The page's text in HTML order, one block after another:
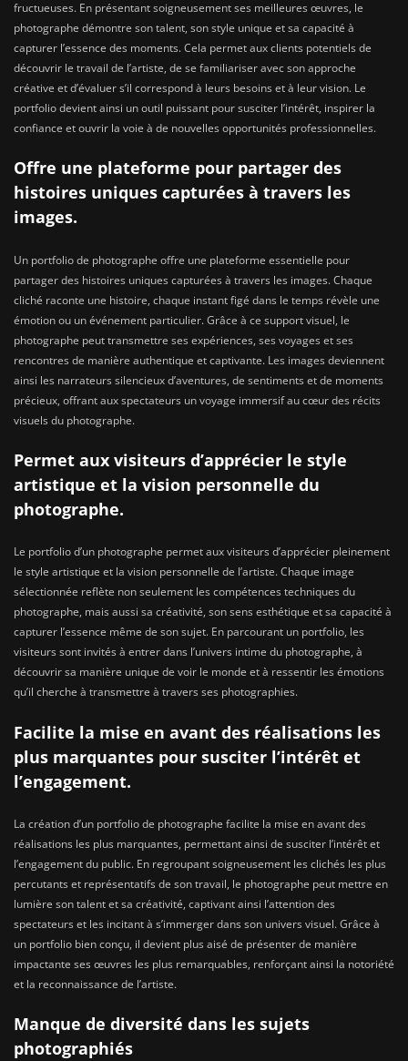
fructueuses. En présentant soigneusement ses meilleures œuvres, le
photographe démontre son talent, son style unique et sa capacité à
capturer l’essence des moments. Cela permet aux clients potentiels de
découvrir le travail de l’artiste, de se familiariser avec son approche
créative et d’évaluer s’il correspond à leurs besoins et à leur vision. Le
portfolio devient ainsi un outil puissant pour susciter l’intérêt, inspirer la
confiance et ouvrir la voie à de nouvelles opportunités professionnelles.
Offre une plateforme pour partager des
histoires uniques capturées à travers les
images.
Un portfolio de photographe offre une plateforme essentielle pour
partager des histoires uniques capturées à travers les images. Chaque
cliché raconte une histoire, chaque instant figé dans le temps révèle une
émotion ou un événement particulier. Grâce à ce support visuel, le
photographe peut transmettre ses expériences, ses voyages et ses
rencontres de manière authentique et captivante. Les images deviennent
ainsi les narrateurs silencieux d’aventures, de sentiments et de moments
précieux, offrant aux spectateurs un voyage immersif au cœur des récits
visuels du photographe.
Permet aux visiteurs d’apprécier le style
artistique et la vision personnelle du
photographe.
Le portfolio d’un photographe permet aux visiteurs d’apprécier pleinement
le style artistique et la vision personnelle de l’artiste. Chaque image
sélectionnée reflète non seulement les compétences techniques du
photographe, mais aussi sa créativité, son sens esthétique et sa capacité à
capturer l’essence même de son sujet. En parcourant un portfolio, les
visiteurs sont invités à entrer dans l’univers intime du photographe, à
découvrir sa manière unique de voir le monde et à ressentir les émotions
qu’il cherche à transmettre à travers ses photographies.
Facilite la mise en avant des réalisations les
plus marquantes pour susciter l’intérêt et
l’engagement.
La création d’un portfolio de photographe facilite la mise en avant des
réalisations les plus marquantes, permettant ainsi de susciter l’intérêt et
l’engagement du public. En regroupant soigneusement les clichés les plus
percutants et représentatifs de son travail, le photographe peut mettre en
lumière son talent et sa créativité, captivant ainsi l’attention des
spectateurs et les incitant à s’immerger dans son univers visuel. Grâce à
un portfolio bien conçu, il devient plus aisé de présenter de manière
impactante ses œuvres les plus remarquables, renforçant ainsi la notoriété
et la reconnaissance de l’artiste.
Manque de diversité dans les sujets
photographiés